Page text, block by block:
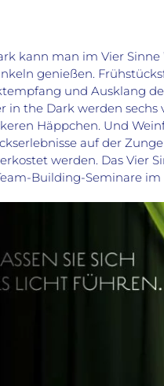
kann man im Vier
genießen.
und Ausklang
in the Dark werden
Häppchen. Und
auf der
werden. Das Vier
Building-Seminare im